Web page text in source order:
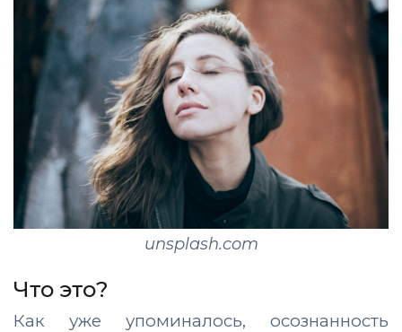
unsplash.com
Что это?
Как уже упоминалось, осознанность